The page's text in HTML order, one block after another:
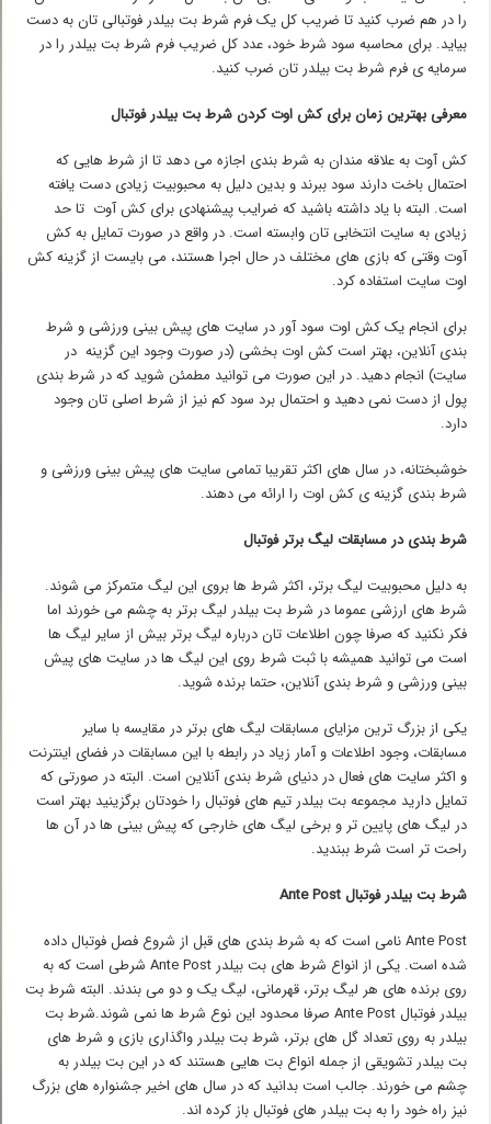
را در هم ضرب کنید تا ضریب کل یک فرم شرط بت بیلدر فوتبالی تان به دست
بیاید. برای محاسبه سود شرط خود، عدد کل ضریب فرم شرط بت بیلدر را در
سرمایه ی فرم شرط بت بیلدر تان ضرب کنید.
معرفی بهترین زمان برای کش اوت کردن شرط بت بیلدر فوتبال
کش آوت به علاقه مندان به شرط بندی اجازه می دهد تا از شرط هایی که
احتمال باخت دارند سود ببرند و بدین دلیل به محبوبیت زیادی دست یافته
است. البته با یاد داشته باشید که ضرایب پیشنهادی برای کش آوت تا حد
زیادی به سایت انتخابی تان وابسته است. در واقع در صورت تمایل به کش
آوت وقتی که بازی های مختلف در حال اجرا هستند، می بایست از گزینه کش
اوت سایت استفاده کرد.
برای انجام یک کش اوت سود آور در سایت های پیش بینی ورزشی و شرط
بندی آنلاین، بهتر است کش اوت بخشی (در صورت وجود این گزینه در
سایت) انجام دهید. در این صورت می توانید مطمئن شوید که در شرط بندی
پول از دست نمی دهید و احتمال برد سود کم نیز از شرط اصلی تان وجود
دارد.
خوشبختانه، در سال های اکثر تقریبا تمامی سایت های پیش بینی ورزشی و
شرط بندی گزینه ی کش اوت را ارائه می دهند.
شرط بندی در مسابقات لیگ برتر فوتبال
به دلیل محبوبیت لیگ برتر، اکثر شرط ها بروی این لیگ متمرکز می شوند.
شرط های ارزشی عموما در شرط بت بیلدر لیگ برتر به چشم می خورند اما
فکر نکنید که صرفا چون اطلاعات تان درباره لیگ برتر بیش از سایر لیگ ها
است می توانید همیشه با ثبت شرط روی این لیگ ها در سایت های پیش
بینی ورزشی و شرط بندی آنلاین، حتما برنده شوید.
یکی از بزرگ ترین مزایای مسابقات لیگ های برتر در مقایسه با سایر
مسابقات، وجود اطلاعات و آمار زیاد در رابطه با این مسابقات در فضای اینترنت
و اکثر سایت های فعال در دنیای شرط بندی آنلاین است. البته در صورتی که
تمایل دارید مجموعه بت بیلدر تیم های فوتبال را خودتان برگزینید بهتر است
در لیگ های پایین تر و برخی لیگ های خارجی که پیش بینی ها در آن ها
راحت تر است شرط ببندید.
شرط بت بیلدر فوتبالAnte Post
Ante Post نامی است که به شرط بندی های قبل از شروع فصل فوتبال داده
شده است. یکی از انواع شرط های بت بیلدر Ante Post شرطی است که به
روی برنده های هر لیگ برتر، قهرمانی، لیگ یک و دو می بندند. البته شرط بت
بیلدر فوتبال Ante Post صرفا محدود این نوع شرط ها نمی شوند.شرط بت
بیلدر به روی تعداد گل های برتر، شرط بت بیلدر واگذاری بازی و شرط های
بت بیلدر تشویقی از جمله انواع بت هایی هستند که در این بت بیلدر به
چشم می خورند. جالب است بدانید که در سال های اخیر جشنواره های بزرگ
نیز راه خود را به بت بیلدر های فوتبال باز کرده اند.